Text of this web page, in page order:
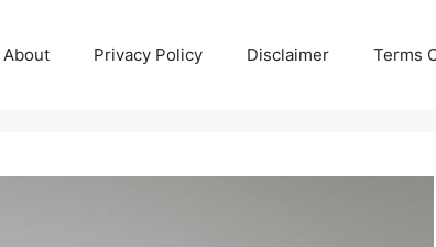
About Privacy Policy Disclaimer Terms